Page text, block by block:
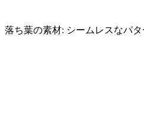
落ち葉の素材: シームレスなパ